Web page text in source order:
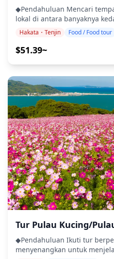
![]
(https://assets.hldycdn.com/
![]
◆Pendahuluan Mencari
lokal di antara banyaknya
tapi jangan khawatir—Anda
kami! Bergabunglah dengan
makanan yang nyaman, dan
perjalanan Durasi: 2 jam
inginkan antara pukul 18.00
rencana perjalanan Anda!
yang berbicara bahasa
ditugaskan. Lokasi: Jelajahi kedai makanan di seluruh
Kota Fukuoka! 1. Area Tenjin:
memiliki banyak penduduk
Nakasu: Terletak di tepi
makanannya. 3. Area
makanan khas lokalnya. Harap informasikan bahasa
yang Anda terima dan area
melakukan pemesanan. 🎈 Pemilihan Toko: Beri tahu
kami preferensi Anda untuk
kami akan menyesuaikan
Pemandu lokal Anda, yang
Fukuoka, akan memilihkan
Setelah pemesanan Anda
diundang ke obrolan grup
ditugaskan untuk
selama sesi. Harap pastikan
Hakata・Tenjin Food / Food tour
$51.39~
Tur Pulau Kucing/
◆Pendahuluan Ikuti tur
menyenangkan untuk